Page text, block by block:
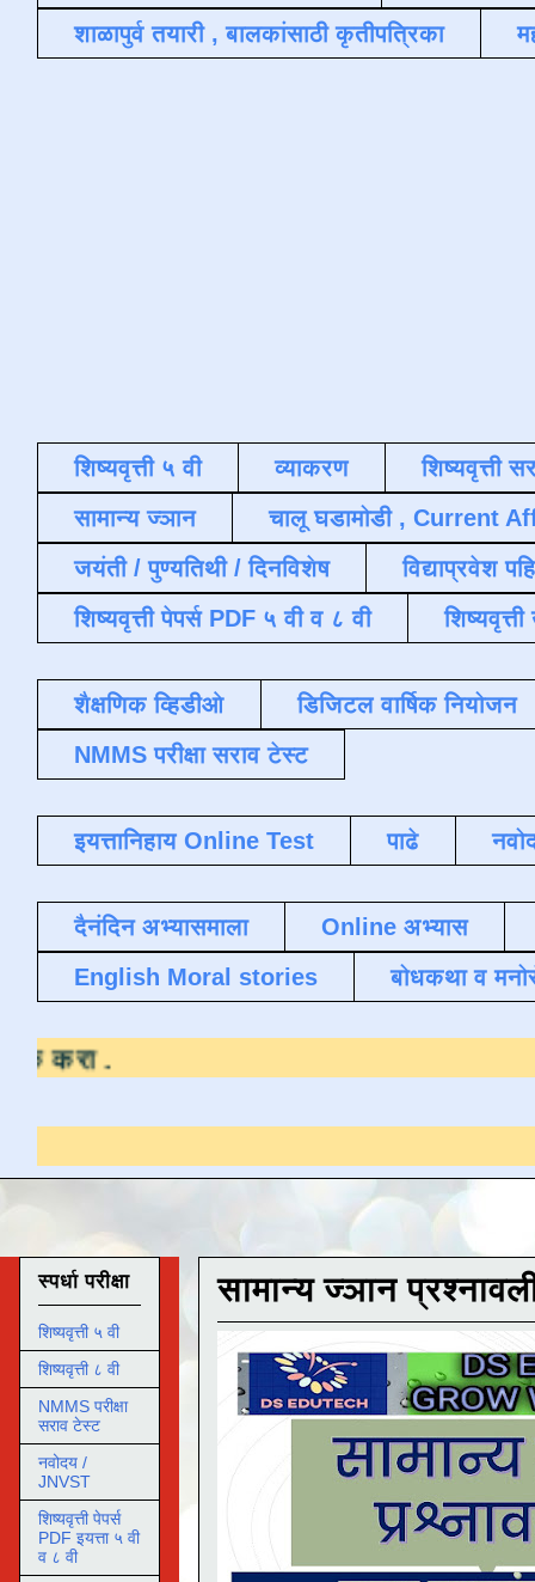
शाळापुर्व तयारी , बालकांसाठी कृतीपत्रिका
शिष्यवृत्ती ५ वी व्याकरण
शिष्यवृत्ती
सामान्य ज्ञान
चालू घडामोडी , Current
जयंती / पुण्यतिथी / दिनविशेष
विद्याप्रवेश
शिष्यवृत्ती पेपर्स PDF ५ वी व ८ वी
शैक्षणिक व्हिडीओ
डिजिटल वार्षिक नियोजन
NMMS परीक्षा सराव टेस्ट
इयत्तानिहाय Online Test पाढे
दैनंदिन अभ्यासमाला
Online अभ्यास
English Moral stories
बोधकथा व
येथे क्लिक करा
सामान्य ज्ञान
स्पर्धा परीक्षा
शिष्यवृत्ती ५ वी
शिष्यवृत्ती ८ वी
NMMS परीक्षा
सराव टेस्ट
नवोदय /
JNVST
शिष्यवृत्ती पेपर्स
PDF इयत्ता ५ वी
व ८ वी